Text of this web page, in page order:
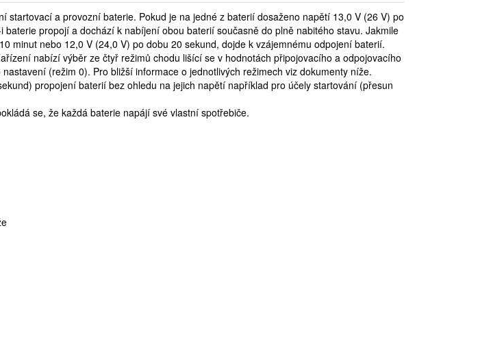
a provozní baterie. Pokud je na jedné z baterií dosaženo napětí 13,0 V (26 V) po
propojí a dochází k nabíjení obou baterií současně do plně nabitého stavu. Jakmile
minut nebo 12,0 V (24,0 V) po dobu 20 sekund, dojde k vzájemnému odpojení baterií.
nabízí výběr ze čtyř režimů chodu lišící se v hodnotách připojovacího a odpojovacího
(režim 0). Pro bližší informace o jednotlivých režimech viz dokumenty níže.
propojení baterií bez ohledu na jejich napětí například pro účely startování (přesun
se, že každá baterie napájí své vlastní spotřebiče.